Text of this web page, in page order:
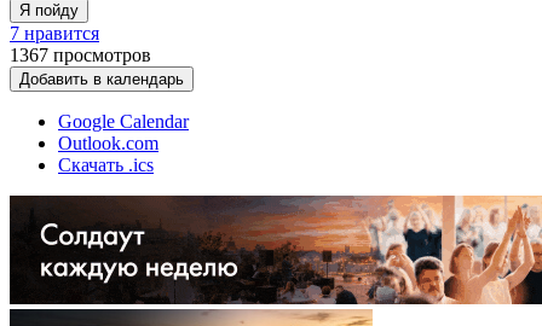
Я пойду
7 нравится
1367 просмотров
Добавить в календарь
Google Calendar
Outlook.com
Скачать .ics